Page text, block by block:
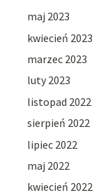
maj 2023
kwiecień 2023
marzec 2023
luty 2023
listopad 2022
sierpień 2022
lipiec 2022
maj 2022
kwiecień 2022